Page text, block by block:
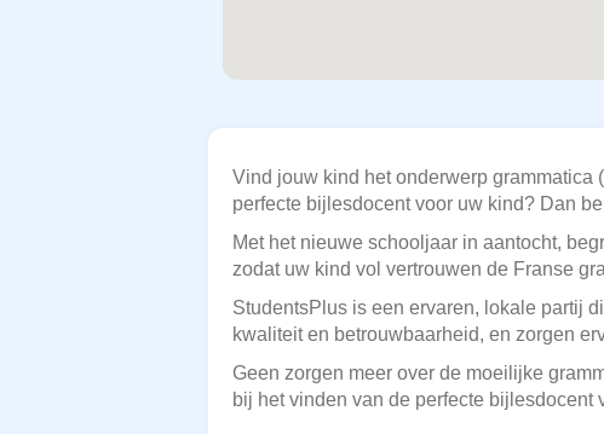
Vind jouw kind het onderwerp grammatica
perfecte bijlesdocent voor uw kind? Dan
Met het nieuwe schooljaar in aantocht,
zodat uw kind vol vertrouwen de Franse
StudentsPlus is een ervaren, lokale partij
kwaliteit en betrouwbaarheid, en zorgen
Geen zorgen meer over de moeilijke
bij het vinden van de perfecte bijlesdocent